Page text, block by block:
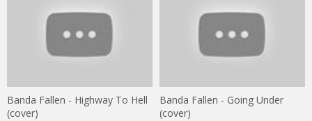
Banda Fallen - Highway To Hell
(cover)
Banda Fallen - Going Under
(cover)